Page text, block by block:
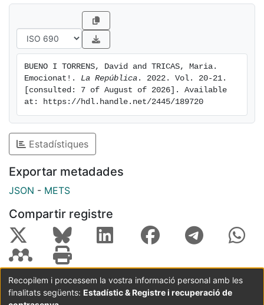
BUENO I TORRENS, David and TRICAS, Maria.
Emocionat!. La República . 2022. Vol. 20-21.
[consulted: 7 of August of 2026]. Available
at: https://hdl.handle.net/2445/189720
Estadístiques
Exportar metadades
JSON - METS
Compartir registre
Coordinació:CRAI UB Avís legal
Metadades
subjectes a:
Recopilem i processem la vostra informació personal amb les
finalitats següents: Estadístic & Registre i recuperació de